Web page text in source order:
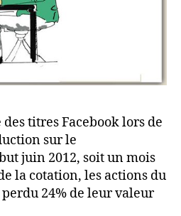
titres Facebook lors de
sur le
juin 2012, soit un mois
la cotation, les actions du
24% de leur valeur